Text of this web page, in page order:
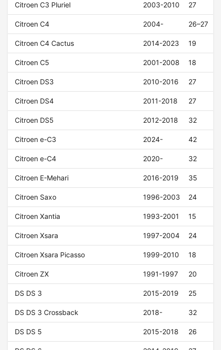
Citroen C3 Pluriel 2003-2010 27
Citroen C4 2004- 26–27
Citroen C4 Cactus 2014-2023 19
Citroen C5 2001-2008 18
Citroen DS3 2010-2016 27
Citroen DS4 2011-2018 27
Citroen DS5 2012-2018 32
Citroen e-C3 2024- 42
Citroen e-C4 2020- 32
Citroen E-Mehari 2016-2019 35
Citroen Saxo 1996-2003 24
Citroen Xantia 1993-2001 15
Citroen Xsara 1997-2004 24
Citroen Xsara Picasso 1999-2010 18
Citroen ZX 1991-1997 20
DS DS 3 2015-2019 25
DS DS 3 Crossback 2018- 32
DS DS 5 2015-2018 26